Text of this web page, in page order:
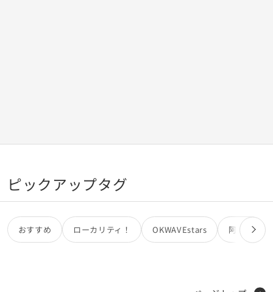
ピックアップタグ
おすすめ ローカリティ！ OKWAVEstars 阿部亮